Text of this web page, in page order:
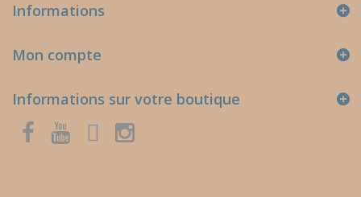
Informations
Mon compte
Informations sur votre boutique